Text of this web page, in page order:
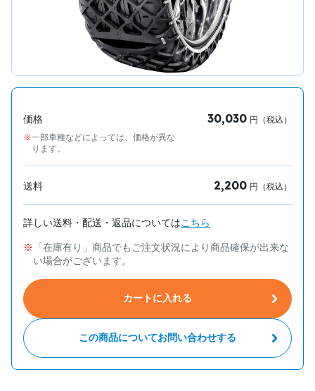
価格
一部車種などによっては、価格が異な
ります。
30,030 円（税込）
送料 2,200 円（税込）
詳しい送料・配送・返品についてはこちら
「在庫有り」商品でもご注文状況により商品確保が出来な
い場合がございます。
カートに入れる
この商品についてお問い合わせする